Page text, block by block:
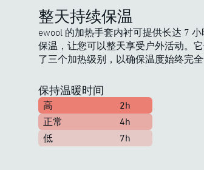
整天持续保温
ewool 的加热手套内衬可提供长达 7
保温，让您可以整天享受户外活动。
了三个加热级别，以确保温度始终完全
保持温暖时间
高
2h
正常
4h
低
7h